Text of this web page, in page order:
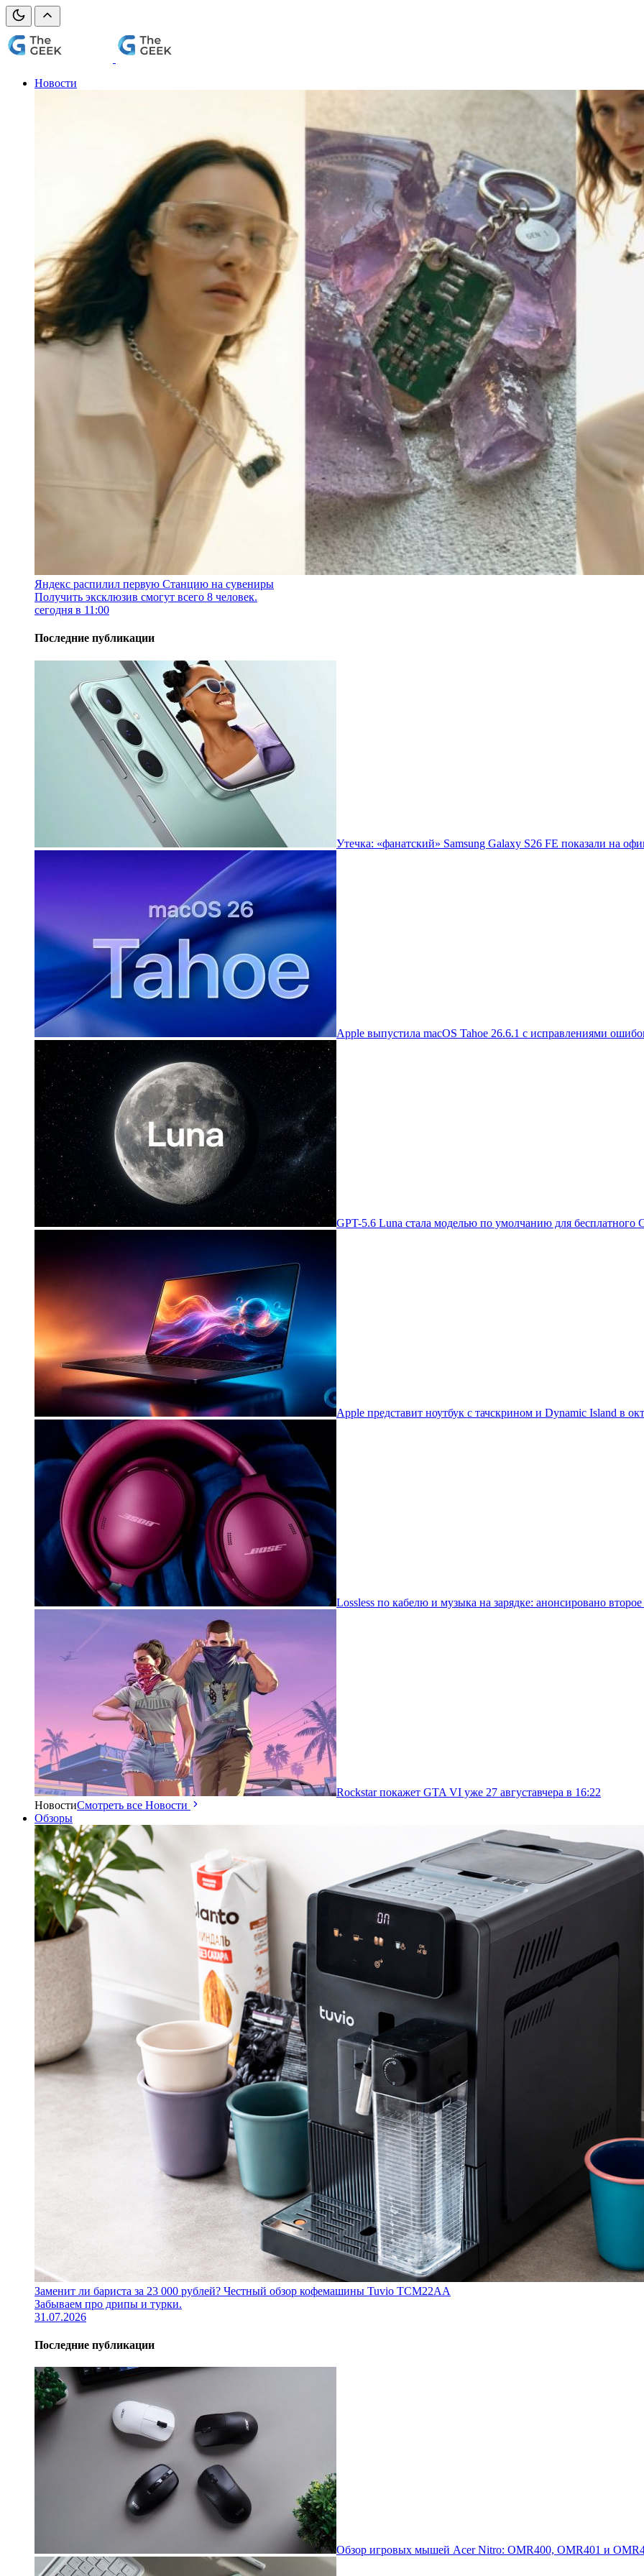
Новости
Яндекс распилил первую Станцию на сувениры
Получить эксклюзив смогут всего 8 человек.
сегодня в 11:00
Последние публикации
Утечка: «фанатский» Samsung Galaxy S26 FE показали на
Apple выпустила macOS Tahoe 26.6.1 с исправлениями
GPT-5.6 Luna стала моделью по умолчанию для бесплатного
Apple представит ноутбук с тачскрином и Dynamic Island в
Lossless по кабелю и музыка на зарядке: анонсировано
Rockstar покажет GTA VI уже 27 августавчера в 16:22
НовостиСмотреть все Новости
Обзоры
Заменит ли бариста за 23 000 рублей? Честный обзор кофемашины Tuvio TCM22AA
Забываем про дрипы и турки.
31.07.2026
Последние публикации
Обзор игровых мышей Acer Nitro: OMR400, OMR401 и